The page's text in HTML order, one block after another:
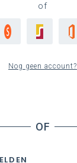
of
Nog geen account?